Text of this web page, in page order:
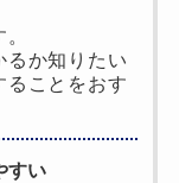
るか知りたい
ることをおす
すい